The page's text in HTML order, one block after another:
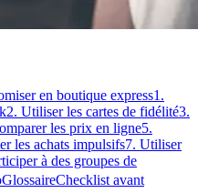
en boutique express1.
2. Utiliser les cartes de fidélité3.
les prix en ligne5.
les achats impulsifs7. Utiliser
à des groupes de
GlossaireChecklist avant